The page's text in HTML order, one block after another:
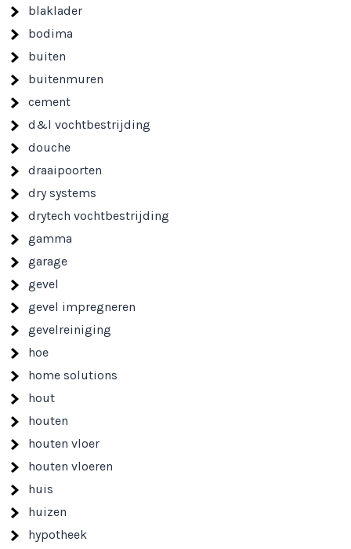
blaklader
bodima
buiten
buitenmuren
cement
d&l vochtbestrijding
douche
draaipoorten
dry systems
drytech vochtbestrijding
gamma
garage
gevel
gevel impregneren
gevelreiniging
hoe
home solutions
hout
houten
houten vloer
houten vloeren
huis
huizen
hypotheek